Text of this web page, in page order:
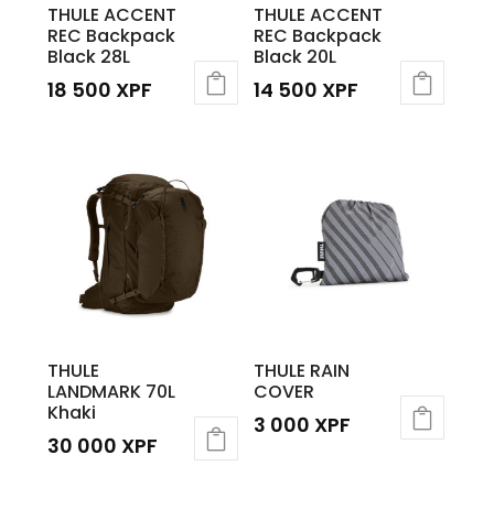
THULE ACCENT
REC Backpack
Black 28L
18 500 XPF
THULE ACCENT
REC Backpack
Black 20L
14 500 XPF
THULE
LANDMARK 70L
Khaki
30 000 XPF
THULE RAIN
COVER
3 000 XPF